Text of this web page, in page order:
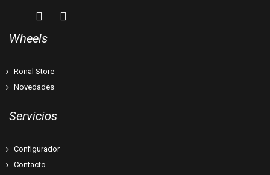
Wheels
Ronal Store
Novedades
Servicios
Configurador
Contacto